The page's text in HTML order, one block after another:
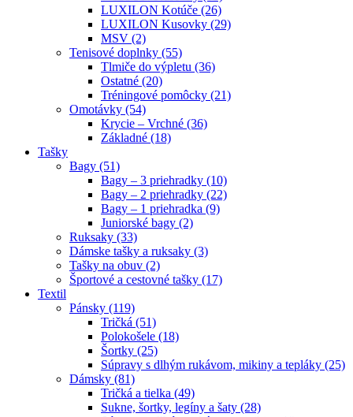
LUXILON Kotúče (26)
LUXILON Kusovky (29)
MSV (2)
Tenisové doplnky (55)
Tlmiče do výpletu (36)
Ostatné (20)
Tréningové pomôcky (21)
Omotávky (54)
Krycie – Vrchné (36)
Základné (18)
Tašky
Bagy (51)
Bagy – 3 priehradky (10)
Bagy – 2 priehradky (22)
Bagy – 1 priehradka (9)
Juniorské bagy (2)
Ruksaky (33)
Dámske tašky a ruksaky (3)
Tašky na obuv (2)
Športové a cestovné tašky (17)
Textil
Pánsky (119)
Tričká (51)
Polokošele (18)
Šortky (25)
Súpravy s dlhým rukávom, mikiny a tepláky (25)
Dámsky (81)
Tričká a tielka (49)
Sukne, šortky, legíny a šaty (28)